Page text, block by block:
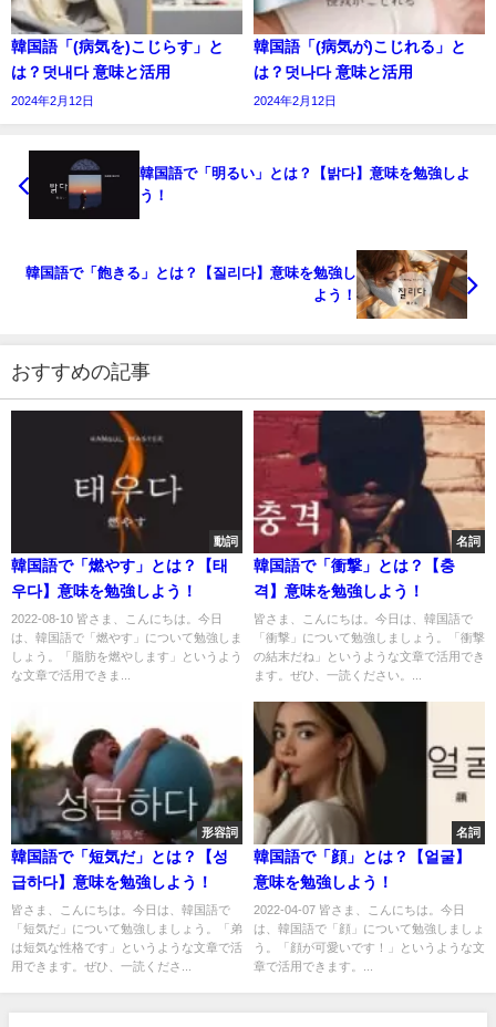
韓国語「(病気を)こじらす」と
は？덧내다 意味と活用
2024年2月12日
韓国語「(病気が)こじれる」と
は？덧나다 意味と活用
2024年2月12日
韓国語で「明るい」とは？【밝다】意味を勉強しよ
う！
韓国語で「飽きる」とは？【질리다】意味を勉強し
よう！
おすすめの記事
動詞
韓国語で「燃やす」とは？【태
우다】意味を勉強しよう！
2022-08-10 皆さま、こんにちは。今日
は、韓国語で「燃やす」について勉強しま
しょう。「脂肪を燃やします」というよう
な文章で活用できま...
名詞
韓国語で「衝撃」とは？【충
격】意味を勉強しよう！
皆さま、こんにちは。今日は、韓国語で
「衝撃」について勉強しましょう。「衝撃
の結末だね」というような文章で活用でき
ます。ぜひ、一読ください。...
形容詞
韓国語で「短気だ」とは？【성
급하다】意味を勉強しよう！
皆さま、こんにちは。今日は、韓国語で
「短気だ」について勉強しましょう。「弟
は短気な性格です」というような文章で活
用できます。ぜひ、一読くださ...
名詞
韓国語で「顔」とは？【얼굴】
意味を勉強しよう！
2022-04-07 皆さま、こんにちは。今日
は、韓国語で「顔」について勉強しましょ
う。「顔が可愛いです！」というような文
章で活用できます。...